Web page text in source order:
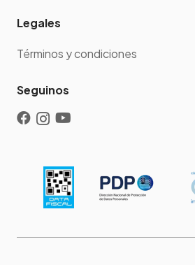
Legales
Términos y condiciones
Seguinos